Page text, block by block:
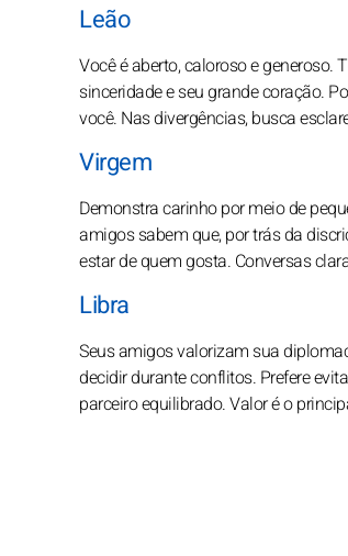
Leão
Você é aberto, caloroso e
sinceridade e seu grande coração.
você. Nas divergências, busca
Virgem
Demonstra carinho por meio de
amigos sabem que, por trás da
estar de quem gosta. Conversas
Libra
Seus amigos valorizam sua
decidir durante conflitos. Prefere
parceiro equilibrado. Valor é o